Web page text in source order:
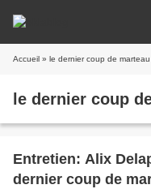
Accueil » le dernier coup de marteau
le dernier coup
Entretien: Alix
dernier coup de